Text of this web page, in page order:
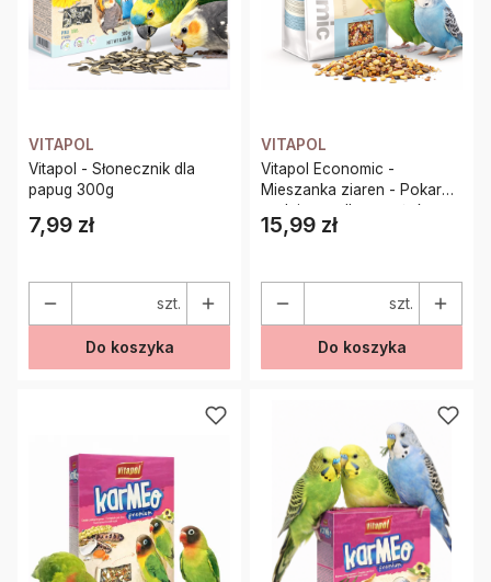
VITAPOL
Vitapol - Słonecznik dla
papug 300g
Cena
7,99 zł
szt.
Do koszyka
VITAPOL
Vitapol Economic -
Mieszanka ziaren - Pokarm
codzienny dla papużek
falistych 1,2 kg
Cena
15,99 zł
szt.
Do koszyka